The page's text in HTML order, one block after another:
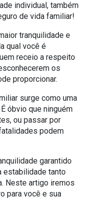
individual, também
de vida familiar!
tranquilidade e
qual você é
receio a respeito
os
proporcionar.
surge como uma
óbvio que ninguém
ou passar por
podem
garantido
estabilidade tanto
Neste artigo iremos
para você e sua